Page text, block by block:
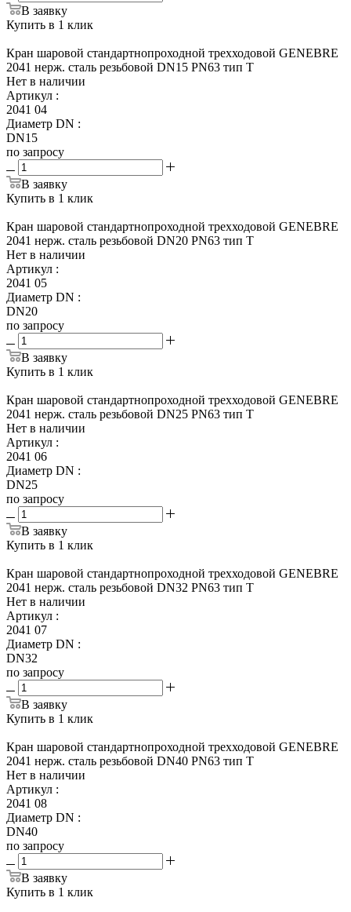
В заявку
Купить в 1 клик
Кран шаровой стандартнопроходной трехходовой GENEBRE
2041 нерж. сталь резьбовой DN15 PN63 тип Т
Нет в наличии
Артикул :
2041 04
Диаметр DN :
DN15
по запросу
В заявку
Купить в 1 клик
Кран шаровой стандартнопроходной трехходовой GENEBRE
2041 нерж. сталь резьбовой DN20 PN63 тип Т
Нет в наличии
Артикул :
2041 05
Диаметр DN :
DN20
по запросу
В заявку
Купить в 1 клик
Кран шаровой стандартнопроходной трехходовой GENEBRE
2041 нерж. сталь резьбовой DN25 PN63 тип Т
Нет в наличии
Артикул :
2041 06
Диаметр DN :
DN25
по запросу
В заявку
Купить в 1 клик
Кран шаровой стандартнопроходной трехходовой GENEBRE
2041 нерж. сталь резьбовой DN32 PN63 тип Т
Нет в наличии
Артикул :
2041 07
Диаметр DN :
DN32
по запросу
В заявку
Купить в 1 клик
Кран шаровой стандартнопроходной трехходовой GENEBRE
2041 нерж. сталь резьбовой DN40 PN63 тип Т
Нет в наличии
Артикул :
2041 08
Диаметр DN :
DN40
по запросу
В заявку
Купить в 1 клик